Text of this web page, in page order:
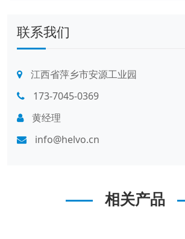
联系我们
江西省萍乡市安源工业园
173-7045-0369
黄经理
info@helvo.cn
相关产品